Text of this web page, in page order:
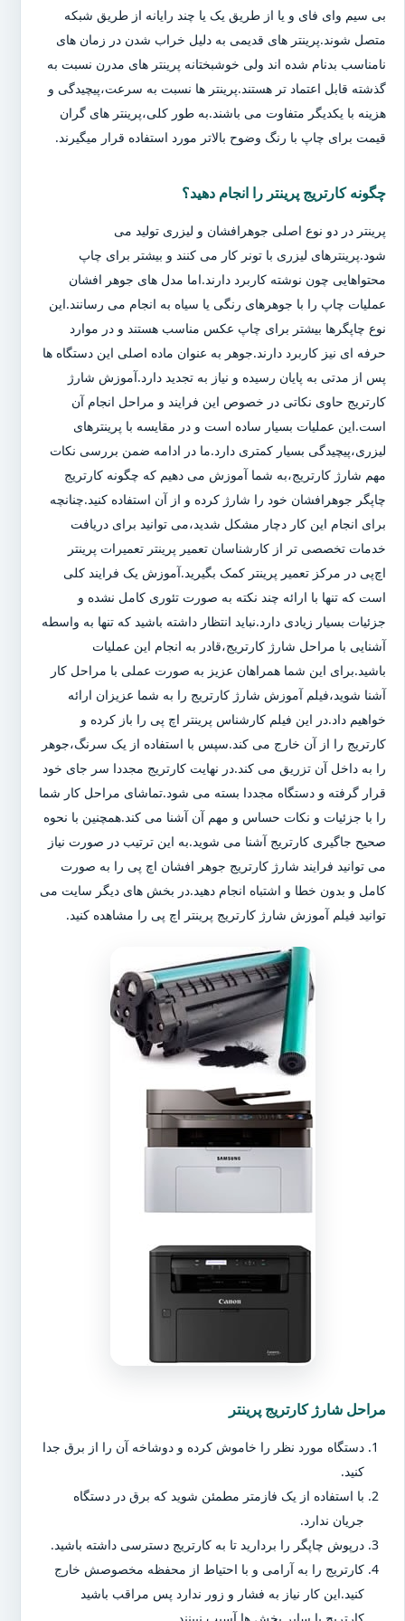
بی سیم وای فای و یا از طریق یک یا چند رایانه از طریق شبکه
متصل شوند.پرینتر های قدیمی به دلیل خراب شدن در زمان های
نامناسب بدنام شده اند ولی خوشبختانه پرینتر های مدرن نسبت به
گذشته قابل اعتماد تر هستند.پرینتر ها نسبت به سرعت،پیچیدگی و
هزینه با یکدیگر متفاوت می باشند.به طور کلی،پرینتر های گران
قیمت برای چاپ با رنگ وضوح بالاتر مورد استفاده قرار میگیرند.
چگونه کارتریج پرینتر را انجام دهید؟
پرینتر در دو نوع اصلی جوهرافشان و لیزری تولید می
شود.پرینترهای لیزری با تونر کار می کنند و بیشتر برای چاپ
محتواهایی چون نوشته کاربرد دارند.اما مدل های جوهر افشان
عملیات چاپ را با جوهرهای رنگی یا سیاه به انجام می رسانند.این
نوع چاپگرها بیشتر برای چاپ عکس مناسب هستند و در موارد
حرفه ای نیز کاربرد دارند.جوهر به عنوان ماده اصلی این دستگاه ها
پس از مدتی به پایان رسیده و نیاز به تجدید دارد.آموزش شارژ
کارتریج حاوی نکاتی در خصوص این فرایند و مراحل انجام آن
است.این عملیات بسیار ساده است و در مقایسه با پرینترهای
لیزری،پیچیدگی بسیار کمتری دارد.ما در ادامه ضمن بررسی نکات
مهم شارژ کارتریج،به شما آموزش می دهیم که چگونه کارتریج
چاپگر جوهرافشان خود را شارژ کرده و از آن استفاده کنید.چنانچه
برای انجام این کار دچار مشکل شدید،می توانید برای دریافت
خدمات تخصصی تر از کارشناسان تعمیر پرینتر تعمیرات پرینتر
اچ‌پی در مرکز تعمیر پرینتر کمک بگیرید.آموزش یک فرایند کلی
است که تنها با ارائه چند نکته به صورت تئوری کامل نشده و
جزئیات بسیار زیادی دارد.نباید انتظار داشته باشید که تنها به واسطه
آشنایی با مراحل شارژ کارتریج،قادر به انجام این عملیات
باشید.برای این شما همراهان عزیز به صورت عملی با مراحل کار
آشنا شوید،فیلم آموزش شارژ کارتریج را به شما عزیزان ارائه
خواهیم داد.در این فیلم کارشناس پرینتر اچ پی را باز کرده و
کارتریج را از آن خارج می کند.سپس با استفاده از یک سرنگ،جوهر
را به داخل آن تزریق می کند.در نهایت کارتریج مجددا سر جای خود
قرار گرفته و دستگاه مجددا بسته می شود.تماشای مراحل کار شما
را با جزئیات و نکات حساس و مهم آن آشنا می کند.همچنین با نحوه
صحیح جاگیری کارتریج آشنا می شوید.به این ترتیب در صورت نیاز
می توانید فرایند شارژ کارتریج جوهر افشان اچ پی را به صورت
کامل و بدون خطا و اشتباه انجام دهید.در بخش های دیگر سایت می
توانید فیلم آموزش شارژ کارتریج پرینتر اچ پی را مشاهده کنید.
مراحل شارژ کارتریج پرینتر
دستگاه مورد نظر را خاموش کرده و دوشاخه آن را از برق جدا
کنید.
با استفاده از یک فازمتر مطمئن شوید که برق در دستگاه
جریان ندارد.
درپوش چاپگر را بردارید تا به کارتریج دسترسی داشته باشید.
کارتریج را به آرامی و با احتیاط از محفظه مخصوصش خارج
کنید.این کار نیاز به فشار و زور ندارد پس مراقب باشید